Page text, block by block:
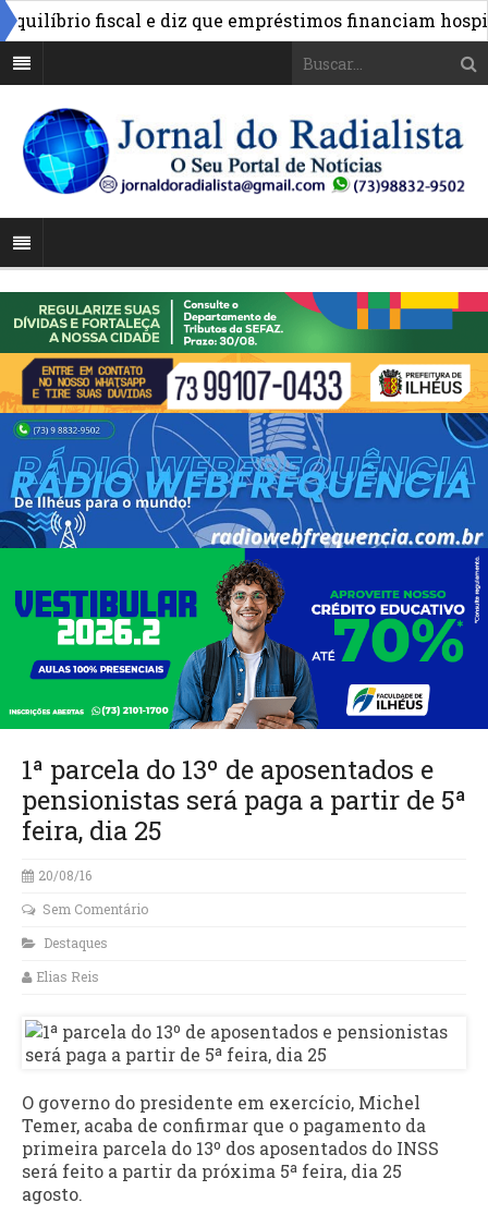
fiscal e diz que empréstimos financiam hospitais
1ª parcela do 13º de aposentados e
pensionistas será paga a partir de 5ª
feira, dia 25
20/08/16
Sem Comentário
Destaques
Elias Reis
O governo do presidente em exercício, Michel
Temer, acaba de confirmar que o pagamento da
primeira parcela do 13º dos aposentados do INSS
será feito a partir da próxima 5ª feira, dia 25
agosto.